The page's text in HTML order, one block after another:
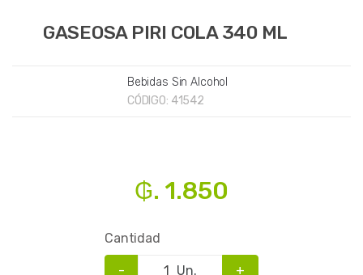
GASEOSA PIRI COLA 340 ML
Bebidas Sin Alcohol
CÓDIGO: 41542
₲. 1.850
Cantidad
- Un. +